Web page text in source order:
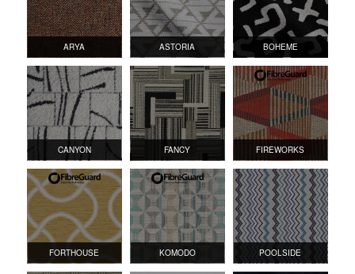
ARYA ASTORIA BOHEME
CANYON FANCY FIREWORKS
FORTHOUSE KOMODO POOLSIDE